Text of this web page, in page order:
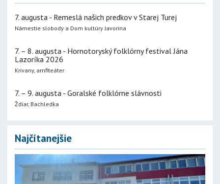
7. augusta - Remeslá našich predkov v Starej Turej
Námestie slobody a Dom kultúry Javorina
7. – 8. augusta - Hornotoryský folklórny festival Jána
Lazoríka 2026
Krivany, amfiteáter
7. – 9. augusta - Goralské folklórne slávnosti
Ždiar, Bachledka
Najčítanejšie